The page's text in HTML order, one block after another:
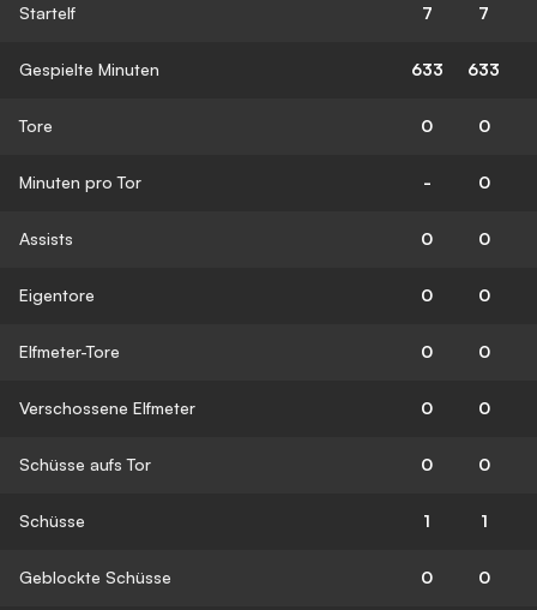
Startelf 7 7
Gespielte Minuten 633 633
Tore 0 0
Minuten pro Tor - 0
Assists 0 0
Eigentore 0 0
Elfmeter-Tore 0 0
Verschossene Elfmeter 0 0
Schüsse aufs Tor 0 0
Schüsse 1 1
Geblockte Schüsse 0 0